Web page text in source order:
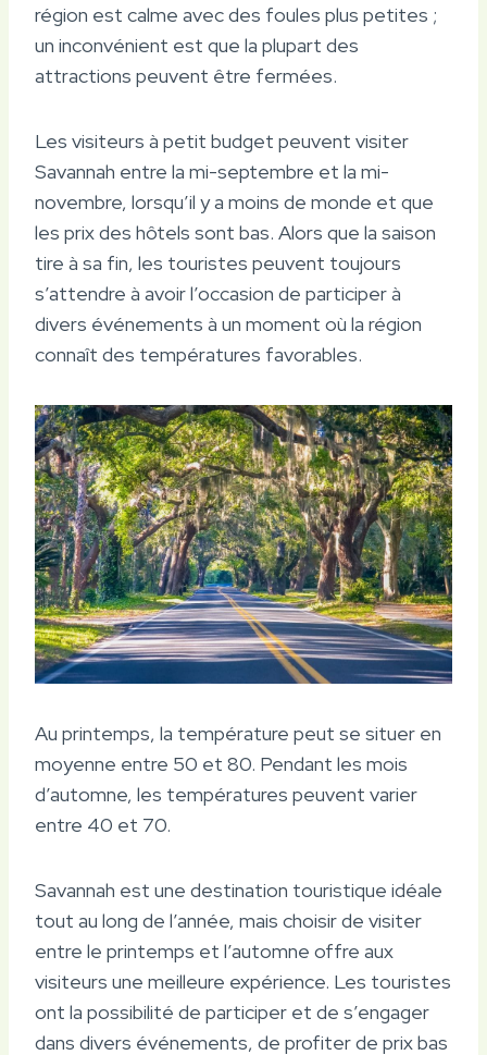
région est calme avec des foules plus petites ;
un inconvénient est que la plupart des
attractions peuvent être fermées.
Les visiteurs à petit budget peuvent visiter
Savannah entre la mi-septembre et la mi-
novembre, lorsqu’il y a moins de monde et que
les prix des hôtels sont bas. Alors que la saison
tire à sa fin, les touristes peuvent toujours
s’attendre à avoir l’occasion de participer à
divers événements à un moment où la région
connaît des températures favorables.
Au printemps, la température peut se situer en
moyenne entre 50 et 80. Pendant les mois
d’automne, les températures peuvent varier
entre 40 et 70.
Savannah est une destination touristique idéale
tout au long de l’année, mais choisir de visiter
entre le printemps et l’automne offre aux
visiteurs une meilleure expérience. Les touristes
ont la possibilité de participer et de s’engager
dans divers événements, de profiter de prix bas